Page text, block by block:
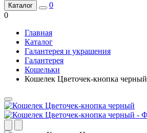
Каталог
0
0
Главная
Каталог
Галантерея и украшения
Галантерея
Кошельки
Кошелек Цветочек-кнопка черный